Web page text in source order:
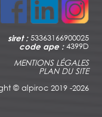
siret :53363166900025
code ape :4399D
MENTIONS LÉGALES
PLAN DU SITE
©alpiroc 2019 -2026